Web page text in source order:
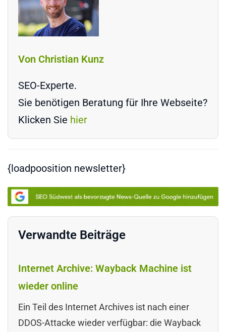
Von Christian Kunz
SEO-Experte.
Sie benötigen Beratung für Ihre Webseite?
Klicken Sie hier
{loadpoosition newsletter}
Verwandte Beiträge
Internet Archive: Wayback Machine ist
wieder online
Ein Teil des Internet Archives ist nach einer
DDOS-Attacke wieder verfügbar: die Wayback